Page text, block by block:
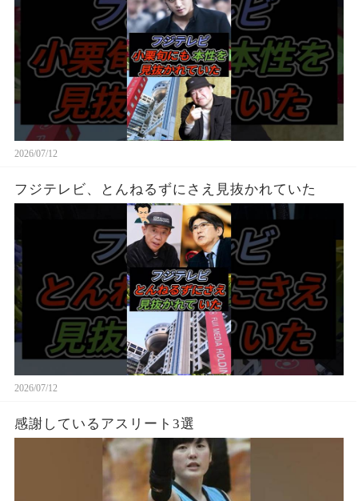
2026/07/12
フジテレビ、とんねるずにさえ見抜かれていた
2026/07/12
感謝しているアスリート3選